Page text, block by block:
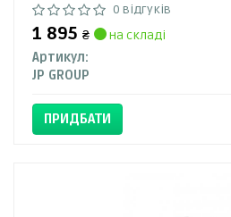
0 відгуків
1 895 ₴
на складі
Артикул:
JP GROUP
ПРИДБАТИ